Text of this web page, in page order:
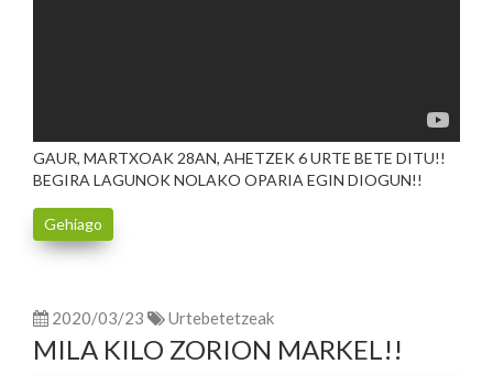
GAUR, MARTXOAK 28AN, AHETZEK 6 URTE BETE DITU!!
BEGIRA LAGUNOK NOLAKO OPARIA EGIN DIOGUN!!
Gehiago
2020/03/23 Urtebetetzeak
MILA KILO ZORION MARKEL!!